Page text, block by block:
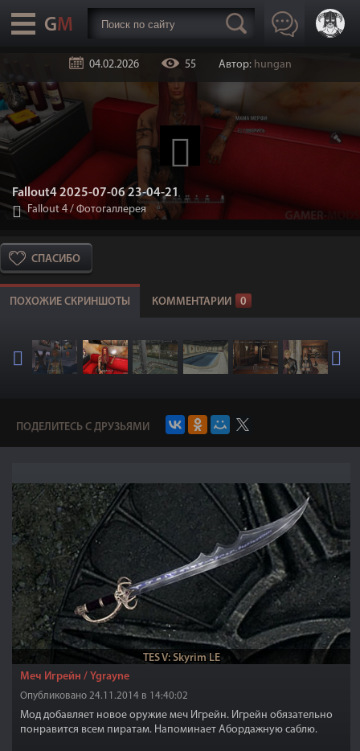
04.02.2026 55 Автор: hungan
Fallout4 2025-07-06 23-04-21
Fallout 4 / Фотогаллерея
СПАСИБО
ПОХОЖИЕ СКРИНШОТЫ КОММЕНТАРИИ 0
ПОДЕЛИТЕСЬ С ДРУЗЬЯМИ
TES V: Skyrim LE
Меч Игрейн / Ygrayne
Опубликовано 24.11.2014 в 14:40:02
Мод добавляет новое оружие меч Игрейн. Игрейн обязательно
понравится всем пиратам. Напоминает Абордажную саблю.